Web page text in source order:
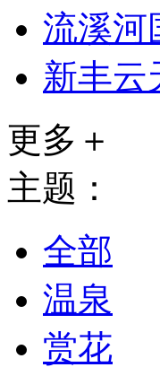
流溪河
新丰云
更多＋
主题：
全部
温泉
赏花